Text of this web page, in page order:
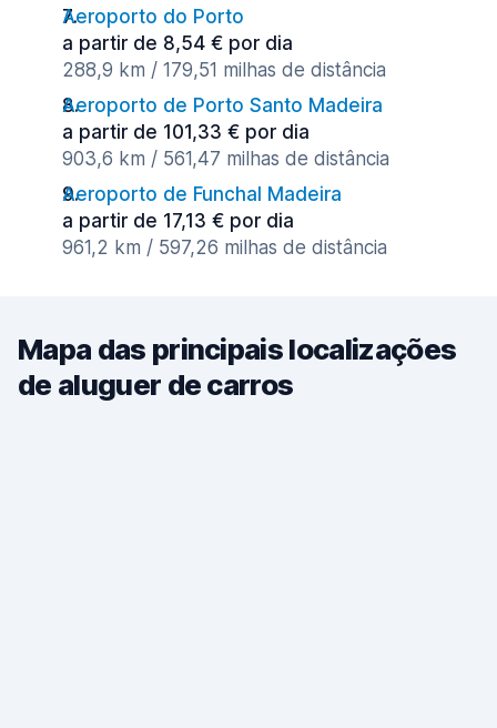
Aeroporto do Porto
a partir de 8,54 € por dia
288,9 km / 179,51 milhas de distância
Aeroporto de Porto Santo Madeira
a partir de 101,33 € por dia
903,6 km / 561,47 milhas de distância
Aeroporto de Funchal Madeira
a partir de 17,13 € por dia
961,2 km / 597,26 milhas de distância
Mapa das principais localizações
de aluguer de carros